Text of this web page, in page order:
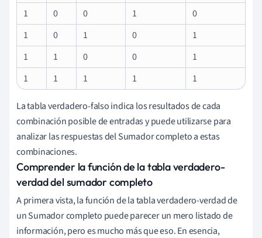
1
0 0 1
0
1
0 1 0
1
1
1 0 0
1
1
1 1 1 1
La tabla verdadero-falso indica los resultados de cada
combinación posible de entradas y puede utilizarse para
analizar las respuestas del Sumador completo a estas
combinaciones.
Comprender la función de la tabla verdadero-
verdad del sumador completo
A primera vista, la función de la tabla verdadero-verdad de
un Sumador completo puede parecer un mero listado de
información, pero es mucho más que eso. En esencia,